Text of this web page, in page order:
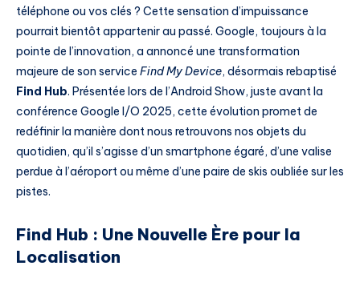
téléphone ou vos clés ? Cette sensation d’impuissance
pourrait bientôt appartenir au passé. Google, toujours à la
pointe de l’innovation, a annoncé une transformation
majeure de son service Find My Device, désormais rebaptisé
Find Hub. Présentée lors de l’Android Show, juste avant la
conférence Google I/O 2025, cette évolution promet de
redéfinir la manière dont nous retrouvons nos objets du
quotidien, qu’il s’agisse d’un smartphone égaré, d’une valise
perdue à l’aéroport ou même d’une paire de skis oubliée sur les
pistes.
Find Hub : Une Nouvelle Ère pour la
Localisation